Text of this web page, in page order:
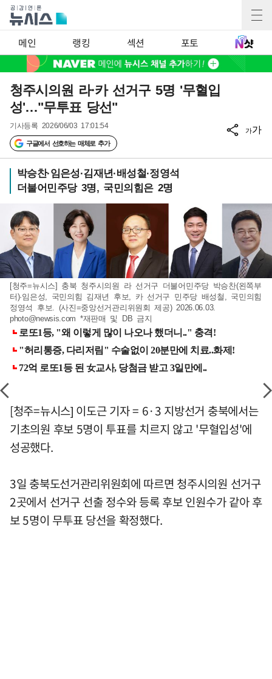
메인 랭킹 섹션 포토
청주시의원 라·카 선거구 5명 '무혈입
성'…"무투표 당선"
기사등록 2026/06/03 17:01:54
구글에서 선호하는 매체로 추가
가가
박승찬·임은성·김재년·배성철·정영석
더불어민주당 3명, 국민의힘은 2명
[청주=뉴시스] 충북 청주시의원 라 선거구 더불어민주당 박승찬(왼쪽부
터)·임은성, 국민의힘 김재년 후보, 카 선거구 민주당 배성철, 국민의힘
정영석 후보. (사진=중앙선거관리위원회 제공) 2026.06.03.
photo@newsis.com *재판매 및 DB 금지
[청주=뉴시스] 이도근 기자 = 6·3 지방선거 충북에서는
기초의원 후보 5명이 투표를 치르지 않고 '무혈입성'에
성공했다.
3일 충북도선거관리위원회에 따르면 청주시의원 선거구
2곳에서 선거구 선출 정수와 등록 후보 인원수가 같아 후
보 5명이 무투표 당선을 확정했다.